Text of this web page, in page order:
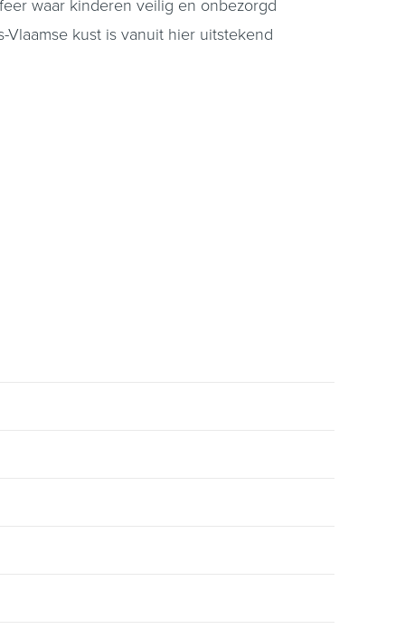
waar kinderen veilig en onbezorgd
kust is vanuit hier uitstekend
De open keuken is geplaatst in een
met meubel, bergkast en een toilet,